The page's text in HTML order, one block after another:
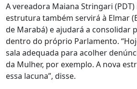
A vereadora Maiana Stringari
estrutura também servirá à Elmar
de Marabá) e ajudará a consolidar
dentro do próprio Parlamento.
sala adequada para acolher
da Mulher, por exemplo. A nova
essa lacuna”, disse.